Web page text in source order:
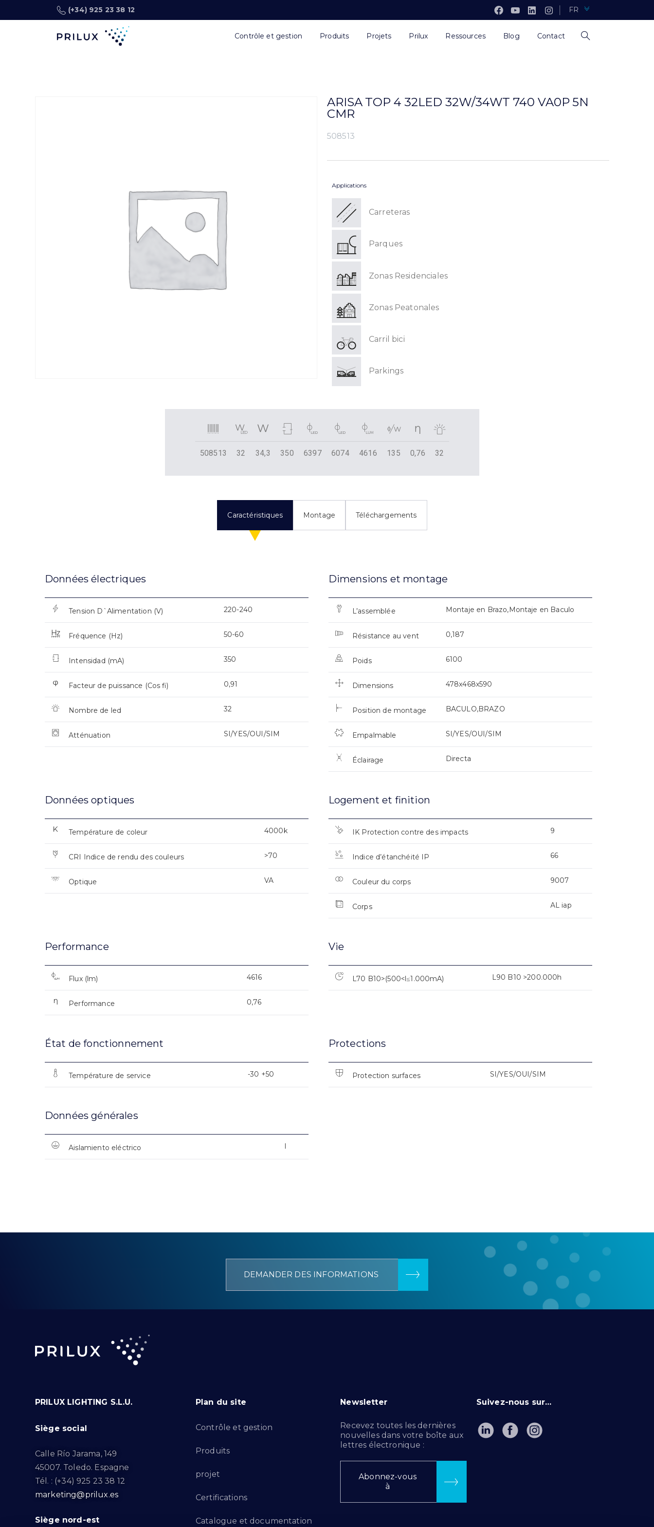
(+34) 925 23 38 12 FR
Contrôle et gestion Produits Projets Prilux Ressources Blog Contact
ARISA TOP 4 32LED 32W/34WT 740 VA0P 5N
CMR
508513
Applications
Carreteras
Parques
Zonas Residenciales
Zonas Peatonales
Carril bici
Parkings
508513 32 34,3 350 6397 6074 4616 135 0,76 32
Caractéristiques Montage Téléchargements
Données électriques
Tension D`Alimentation (V) 220-240
Fréquence (Hz) 50-60
Intensidad (mA) 350
Facteur de puissance (Cos fi) 0,91
Nombre de led 32
Atténuation SI/YES/OUI/SIM
Dimensions et montage
L’assemblée Montaje en Brazo,Montaje en Baculo
Résistance au vent 0,187
Poids 6100
Dimensions 478x468x590
Position de montage BACULO,BRAZO
Empalmable SI/YES/OUI/SIM
Éclairage Directa
Données optiques
Température de coleur 4000k
CRI Indice de rendu des couleurs >70
Optique VA
Logement et finition
IK Protection contre des impacts 9
Indice d’étanchéité IP 66
Couleur du corps 9007
Corps AL iap
Performance
Flux (lm) 4616
Performance 0,76
Vie
L70 B10>(500<l≤1.000mA) L90 B10 >200.000h
État de fonctionnement
Température de service -30 +50
Protections
Protection surfaces SI/YES/OUI/SIM
Données générales
Aislamiento eléctrico I
DEMANDER DES INFORMATIONS
PRILUX LIGHTING S.L.U.
Siège social
Calle Río Jarama, 149
45007. Toledo. Espagne
Tél. : (+34) 925 23 38 12
marketing@prilux.es
Siège nord-est
Plan du site
Contrôle et gestion
Produits
projet
Certifications
Catalogue et documentation
Newsletter
Recevez toutes les dernières
nouvelles dans votre boîte aux
lettres électronique :
Abonnez-vous
à
Suivez-nous sur…